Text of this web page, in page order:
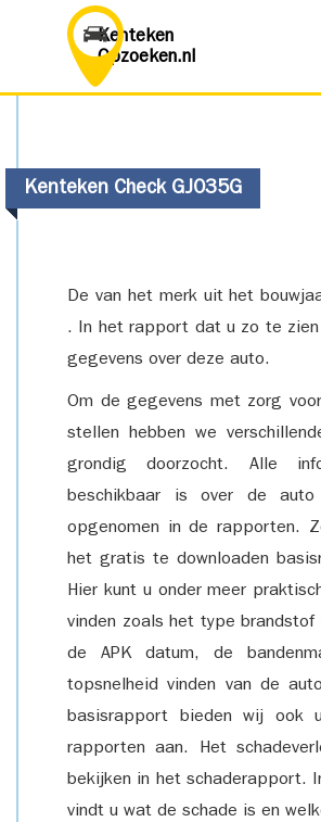
Kenteken
Opzoeken.nl
Kenteken Check GJ035G
De van het merk uit het
. In het rapport dat u zo te
gegevens over deze auto.
Om de gegevens met zorg
stellen hebben we
grondig doorzocht. Alle
beschikbaar is over de auto
opgenomen in de rapporten.
het gratis te downloaden
Hier kunt u onder meer
vinden zoals het type brandstof
de APK datum, de
topsnelheid vinden van de
basisrapport bieden wij ook
rapporten aan. Het
bekijken in het schaderapport.
vindt u wat de schade is en